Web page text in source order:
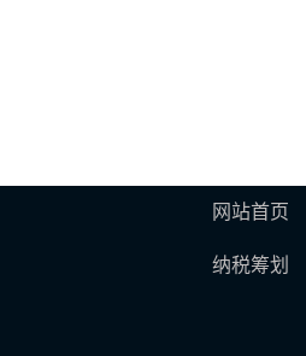
网站首页
纳税筹划